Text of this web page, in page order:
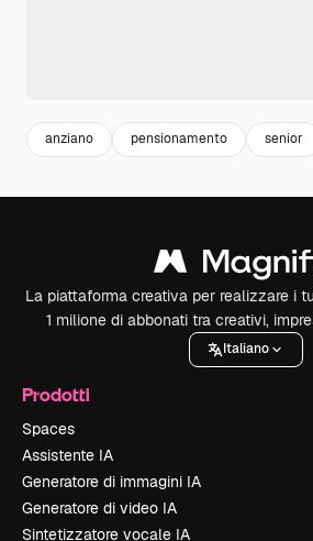
anziano pensionamento senior
La piattaforma creativa per realizzare i
1 milione di abbonati tra creativi,
Italiano
Prodotti
Spaces
Assistente IA
Generatore di immagini IA
Generatore di video IA
Sintetizzatore vocale IA